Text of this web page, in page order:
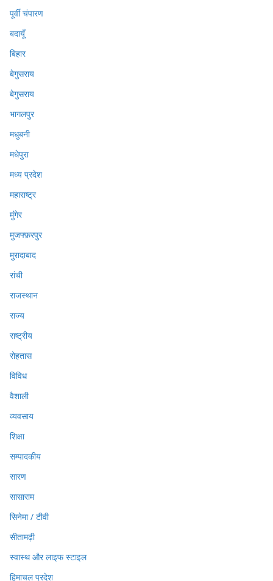
पूर्वी चंपारण
बदायूँ
बिहार
बेगुसराय
बेगुसराय
भागलपुर
मधुबनी
मधेपुरा
मध्य प्रदेश
महाराष्ट्र
मुंगेर
मुजफ्फ़रपुर
मुरादाबाद
रांची
राजस्थान
राज्य
राष्ट्रीय
रोहतास
विविध
वैशाली
व्यवसाय
शिक्षा
सम्पादकीय
सारण
सासाराम
सिनेमा / टीवी
सीतामढ़ी
स्वास्थ और लाइफ स्टाइल
हिमाचल प्रदेश